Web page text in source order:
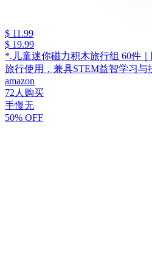
$ 11.99
$ 19.99
*.儿童迷你磁力积木旅行组 60件
旅行使用，兼具STEM益智学习与
amazon
72人购买
手慢无
50% OFF